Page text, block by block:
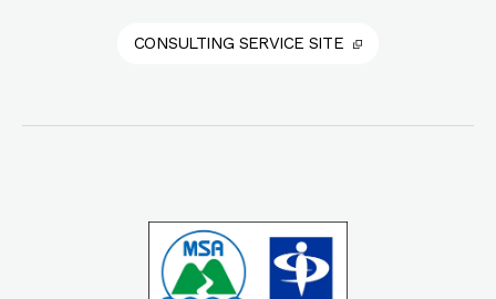
CONSULTING SERVICE SITE